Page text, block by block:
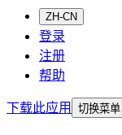
ZH-CN
登录
注册
帮助
下载此应用
切换菜单